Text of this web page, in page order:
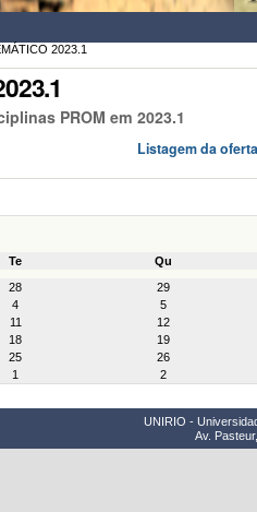
2023.1
PROM em 2023.1
Listagem da
Te
Qu
28
29
4
5
11
12
18
19
25
26
1 2
UNIRIO -
Av.